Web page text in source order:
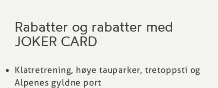
Rabatter og rabatter med
JOKER CARD
Klatretrening, høye tauparker, tretoppsti og
Alpenes gyldne port